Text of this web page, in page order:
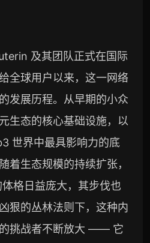
及其团队正式在国际
全球用户以来，这一网络
发展历程。从早期的小众
生态的核心基础设施，以
世界中最具影响力的底
着生态规模的持续扩张，
体格日益庞大，其步伐也
狠的丛林法则下，这种内
挑战者不断放大 —— 它